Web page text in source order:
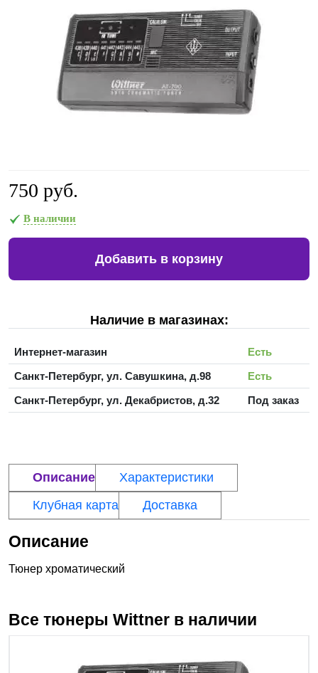
750 руб.
В наличии
Добавить в корзину
Наличие в магазинах:
Интернет-магазин
Есть
Санкт-Петербург, ул. Савушкина, д.98
Есть
Санкт-Петербург, ул. Декабристов, д.32
Под заказ
Описание
Характеристики
Клубная карта
Доставка
Описание
Тюнер хроматический
Все тюнеры Wittner в наличии